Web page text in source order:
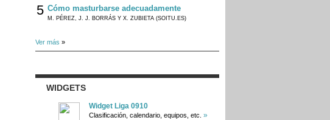
5 Cómo masturbarse adecuadamente
M. PÉREZ, J. J. BORRÁS Y X. ZUBIETA (SOITU.ES)
Ver más »
WIDGETS
Widget Liga 0910
Clasificación, calendario, equipos, etc. »